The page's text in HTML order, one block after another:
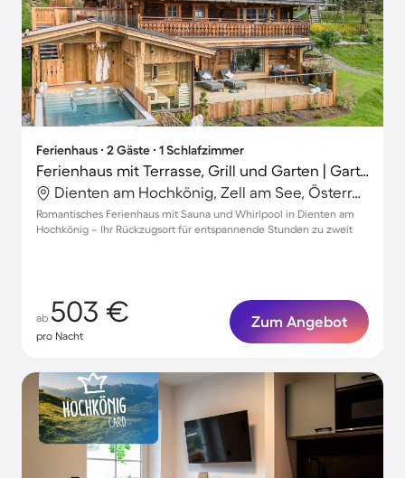
Ferienhaus ∙ 2 Gäste ∙ 1 Schlafzimmer
Ferienhaus mit Terrasse, Grill und Garten | Gartenblick | Perfekt für die Arbeit von Zuhause
Dienten am Hochkönig, Zell am See, Österreich
Romantisches Ferienhaus mit Sauna und Whirlpool in Dienten am
Hochkönig – Ihr Rückzugsort für entspannende Stunden zu zweit
ab 503 €
pro Nacht
Zum Angebot